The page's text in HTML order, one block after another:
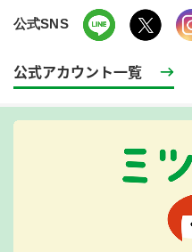
公式SNS
公式アカウント一覧